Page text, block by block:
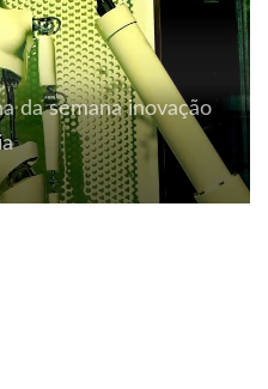
da semana inovação